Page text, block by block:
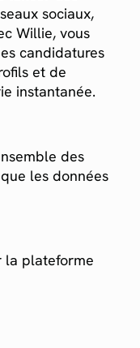
sociaux,
Willie, vous
candidatures
et de
instantanée.
des
les données
la plateforme